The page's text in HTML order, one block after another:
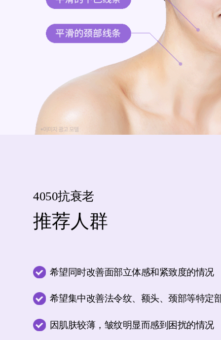
4050抗衰老
推荐人群
希望同时改善面部立体感和紧致度的情况
希望集中改善法令纹、额头、颈部等特定
因肌肤较薄，皱纹明显而感到困扰的情况